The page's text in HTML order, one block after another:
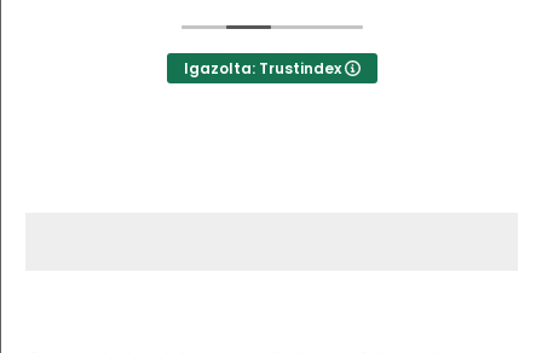
Igazolta: Trustindex